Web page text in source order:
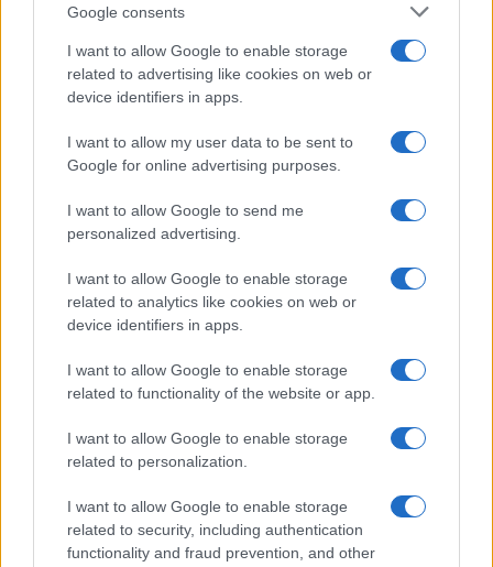
Google consents
I want to allow Google to enable storage
related to advertising like cookies on web or
device identifiers in apps.
I want to allow my user data to be sent to
Google for online advertising purposes.
I want to allow Google to send me
personalized advertising.
I want to allow Google to enable storage
related to analytics like cookies on web or
device identifiers in apps.
I want to allow Google to enable storage
related to functionality of the website or app.
I want to allow Google to enable storage
related to personalization.
I want to allow Google to enable storage
related to security, including authentication
functionality and fraud prevention, and other